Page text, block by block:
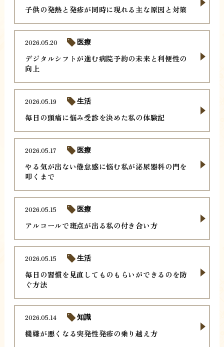
子供の発熱と発疹が同時に現れる主な原因と対策
デジタルシフトが進む病院予約の未来と利便性の
向上
2026.05.20 医療
毎日の頭痛に悩み受診を決めた私の体験記
2026.05.19 生活
やる気が出ない倦怠感に悩む私が泌尿器科の門を
叩くまで
2026.05.17 医療
アルコールで斑点が出る私の付き合い方
2026.05.15 医療
毎日の習慣を見直してものもらいができるのを防
ぐ方法
2026.05.15 生活
機嫌が悪くなる突発性発疹の乗り越え方
2026.05.14 知識